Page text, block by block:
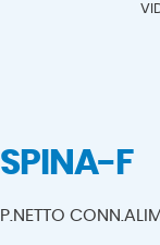
SPINA-F
P.NETTO